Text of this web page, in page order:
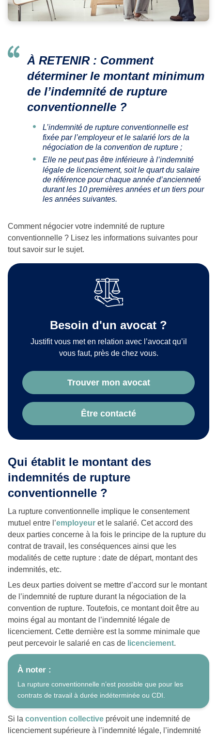
À RETENIR: Comment
déterminer le montant minimum
de l’indemnité de rupture
conventionnelle ?
L’indemnité de rupture conventionnelle est
fixée par l’employeur et le salarié lors de la
négociation de la convention de rupture ;
Elle ne peut pas être inférieure à l’indemnité
légale de licenciement, soit le quart du salaire
de référence pour chaque année d’ancienneté
durant les 10 premières années et un tiers pour
les années suivantes.
Comment négocier votre indemnité de rupture
conventionnelle ? Lisez les informations suivantes pour
tout savoir sur le sujet.
Besoin d'un avocat ?
Justifit vous met en relation avec l’avocat qu’il
vous faut, près de chez vous.
Trouver mon avocat
Être contacté
Qui établit le montant des
indemnités de rupture
conventionnelle ?
La rupture conventionnelle implique le consentement
mutuel entre l’employeur et le salarié. Cet accord des
deux parties concerne à la fois le principe de la rupture du
contrat de travail, les conséquences ainsi que les
modalités de cette rupture : date de départ, montant des
indemnités, etc.
Les deux parties doivent se mettre d’accord sur le montant
de l’indemnité de rupture durant la négociation de la
convention de rupture. Toutefois, ce montant doit être au
moins égal au montant de l’indemnité légale de
licenciement. Cette dernière est la somme minimale que
peut percevoir le salarié en cas de licenciement.
À noter :
La rupture conventionnelle n’est possible que pour les
contrats de travail à durée indéterminée ou CDI.
Si la convention collective prévoit une indemnité de
licenciement supérieure à l’indemnité légale, l’indemnité